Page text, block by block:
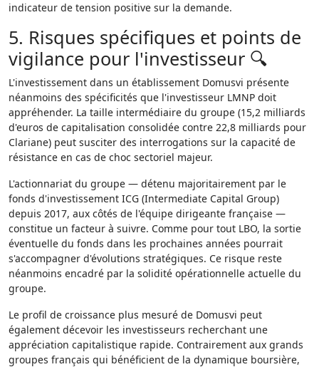
indicateur de tension positive sur la demande.
5. Risques spécifiques et points de
vigilance pour l'investisseur 🔍
L'investissement dans un établissement Domusvi présente
néanmoins des spécificités que l'investisseur LMNP doit
appréhender. La taille intermédiaire du groupe (15,2 milliards
d'euros de capitalisation consolidée contre 22,8 milliards pour
Clariane) peut susciter des interrogations sur la capacité de
résistance en cas de choc sectoriel majeur.
L'actionnariat du groupe — détenu majoritairement par le
fonds d'investissement ICG (Intermediate Capital Group)
depuis 2017, aux côtés de l'équipe dirigeante française —
constitue un facteur à suivre. Comme pour tout LBO, la sortie
éventuelle du fonds dans les prochaines années pourrait
s'accompagner d'évolutions stratégiques. Ce risque reste
néanmoins encadré par la solidité opérationnelle actuelle du
groupe.
Le profil de croissance plus mesuré de Domusvi peut
également décevoir les investisseurs recherchant une
appréciation capitalistique rapide. Contrairement aux grands
groupes français qui bénéficient de la dynamique boursière,